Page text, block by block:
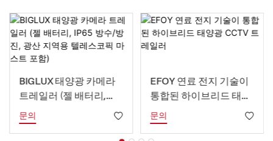
BIGLUX 태양광 카메라
트레일러 (젤 배터리,
IP65 방수/방진, 광산 지
역용 텔레스코픽 마스트
문의
EFOY 연료 전지 기술이
통합된 하이브리드 태양
광 CCTV 트레일러
문의